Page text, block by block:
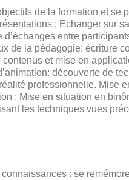
de la formation et se
: Echanger sur
entre
de la pédagogie: écriture
et mise en
découverte de
professionnelle. Mise
: Mise en situation en
les techniques vues
: se